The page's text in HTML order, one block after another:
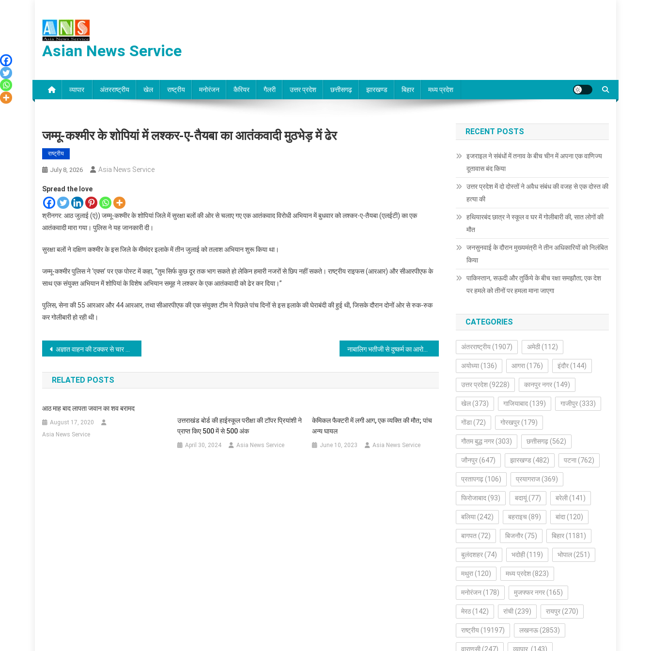
content
Asian News Service
व्यापार अंतरराष्ट्रीय खेल राष्ट्रीय मनोरंजन कैरियर गैलरी उत्तर प्रदेश छत्तीसगढ़ झारखण्ड बिहार मध्य प्रदेश
जम्मू-कश्मीर के शोपियां में लश्कर-ए-तैयबा का आतंकवादी मुठभेड़ में ढेर
राष्ट्रीय
July 8, 2026 Asia News Service
Spread the love
श्रीनगर: आठ जुलाई (ए)) जम्मू-कश्मीर के शोपियां जिले में सुरक्षा बलों की ओर से चलाए गए एक आतंकवाद विरोधी अभियान में बुधवार को लश्कर-ए-तैयबा (एलईटी) का एक
आतंकवादी मारा गया। पुलिस ने यह जानकारी दी।
सुरक्षा बलों ने दक्षिण कश्मीर के इस जिले के मीमंदर इलाके में तीन जुलाई को तलाश अभियान शुरू किया था।
जम्मू-कश्मीर पुलिस ने ‘एक्स’ पर एक पोस्ट में कहा, ‘‘तुम सिर्फ कुछ दूर तक भाग सकते हो लेकिन हमारी नजरों से छिप नहीं सकते। राष्ट्रीय राइफस (आरआर) और सीआरपीएफ के
साथ एक संयुक्त अभियान में शोपियां के विशेष अभियान समूह ने लश्कर के एक आतंकवादी को ढेर कर दिया।’’
पुलिस, सेना की 55 आरआर और 44 आरआर, तथा सीआरपीएफ की एक संयुक्त टीम ने पिछले पांच दिनों से इस इलाके की घेराबंदी की हुई थी, जिसके दौरान दोनों ओर से रुक-रुक
कर गोलीबारी हो रही थी।
Post
navigation
अज्ञात वाहन की टक्कर से चार लोगों की मौत नाबालिग भतीजी से दुष्कर्म का आरोपी गिरफ्तार
RELATED POSTS
आठ माह बाद लापता जवान का शव बरामद
August 17, 2020
Asia News Service
उत्तराखंड बोर्ड की हाईस्कूल परीक्षा की टॉपर प्रियांशी ने
प्राप्त किए 500 में से 500 अंक
April 30, 2024 Asia News Service
केमिकल फैक्टरी में लगी आग, एक व्यक्ति की मौत; पांच
अन्य घायल
June 10, 2023 Asia News Service
RECENT POSTS
इजराइल ने संबंधों में तनाव के बीच चीन में अपना एक वाणिज्य
दूतावास बंद किया
उत्तर प्रदेश में दो दोस्तों ने अवैध संबंध की वजह से एक दोस्त की
हत्या की
हथियारबंद छात्र ने स्कूल व घर में गोलीबारी की, सात लोगों की
मौत
जनसुनवाई के दौरान मुख्यमंत्री ने तीन अधिकारियों को निलंबित
किया
पाकिस्तान, सऊदी और तुर्किये के बीच रक्षा समझौता; एक देश
पर हमले को तीनों पर हमला माना जाएगा
CATEGORIES
अंतरराष्ट्रीय (1907) अमेठी (112)
अयोध्या (136) आगरा (176) इंदौर (144)
उत्तर प्रदेश (9228) कानपुर नगर (149)
खेल (373) गाजियाबाद (139) गाजीपुर (333)
गोंडा (72) गोरखपुर (179)
गौतम बुद्ध नगर (303) छत्तीसगढ़ (562)
जौनपुर (647) झारखण्ड (482) पटना (762)
प्रतापगढ़ (106) प्रयागराज (369)
फिरोजाबाद (93) बदायूं (77) बरेली (141)
बलिया (242) बहराइच (89) बांदा (120)
बागपत (72) बिजनौर (75) बिहार (1181)
बुलंदशहर (74) भदोही (119) भोपाल (251)
मथुरा (120) मध्य प्रदेश (823)
मनोरंजन (178) मुजफ्फर नगर (165)
मेरठ(142) रांची (239) रायपुर (270)
राष्ट्रीय (19197) लखनऊ(2853)
वाराणसी (247) व्यापार (143)